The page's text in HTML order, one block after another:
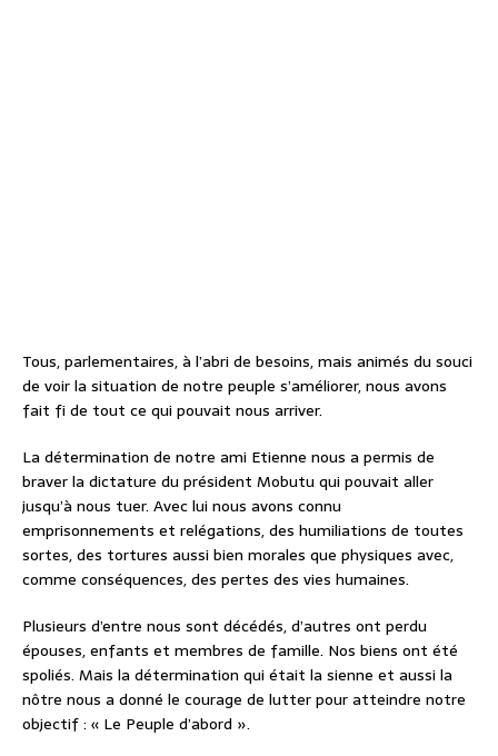
Tous, parlementaires, à l’abri de besoins, mais animés du souci
de voir la situation de notre peuple s’améliorer, nous avons
fait fi de tout ce qui pouvait nous arriver.
La détermination de notre ami Etienne nous a permis de
braver la dictature du président Mobutu qui pouvait aller
jusqu’à nous tuer. Avec lui nous avons connu
emprisonnements et relégations, des humiliations de toutes
sortes, des tortures aussi bien morales que physiques avec,
comme conséquences, des pertes des vies humaines.
Plusieurs d’entre nous sont décédés, d’autres ont perdu
épouses, enfants et membres de famille. Nos biens ont été
spoliés. Mais la détermination qui était la sienne et aussi la
nôtre nous a donné le courage de lutter pour atteindre notre
objectif : « Le Peuple d’abord ».